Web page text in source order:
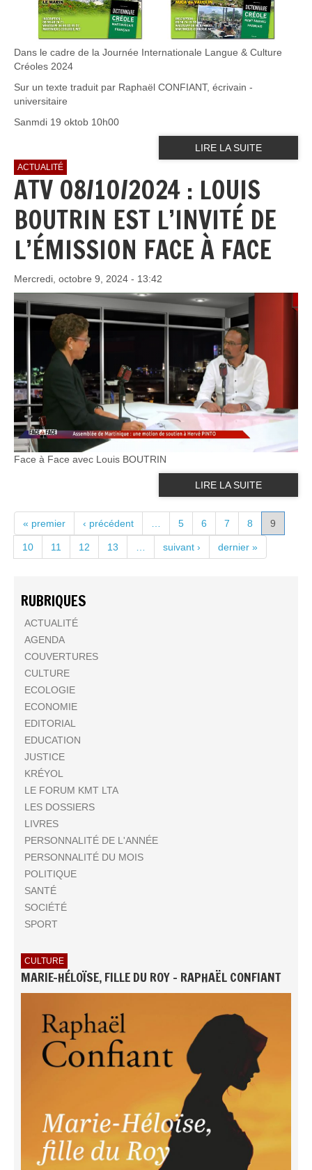
Dans le cadre de la Journée Internationale Langue & Culture
Créoles 2024
Sur un texte traduit par Raphaël CONFIANT, écrivain -
universitaire
Sanmdi 19 oktob 10h00
LIRE LA SUITE
ACTUALITÉ
ATV 08/10/2024 : LOUIS
BOUTRIN EST L’INVITÉ DE
L’ÉMISSION FACE À FACE
Mercredi, octobre 9, 2024 - 13:42
Face à Face avec Louis BOUTRIN
LIRE LA SUITE
PAGES
« premier ‹ précédent 5 6 7 8 9
10 11 12 13 suivant › dernier »
RUBRIQUES
ACTUALITÉ
AGENDA
COUVERTURES
CULTURE
ECOLOGIE
ECONOMIE
EDITORIAL
EDUCATION
JUSTICE
KRÉYOL
LE FORUM KMT LTA
LES DOSSIERS
LIVRES
PERSONNALITÉ DE L'ANNÉE
PERSONNALITÉ DU MOIS
POLITIQUE
SANTÉ
SOCIÉTÉ
SPORT
CULTURE
MARIE-HÉLOÏSE, FILLE DU ROY - RAPHAËL CONFIANT